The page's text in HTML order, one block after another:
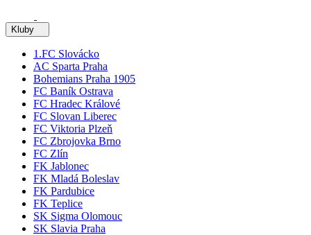
Kluby
1.FC Slovácko
AC Sparta Praha
Bohemians Praha 1905
FC Baník Ostrava
FC Hradec Králové
FC Slovan Liberec
FC Viktoria Plzeň
FC Zbrojovka Brno
FC Zlín
FK Jablonec
FK Mladá Boleslav
FK Pardubice
FK Teplice
SK Sigma Olomouc
SK Slavia Praha